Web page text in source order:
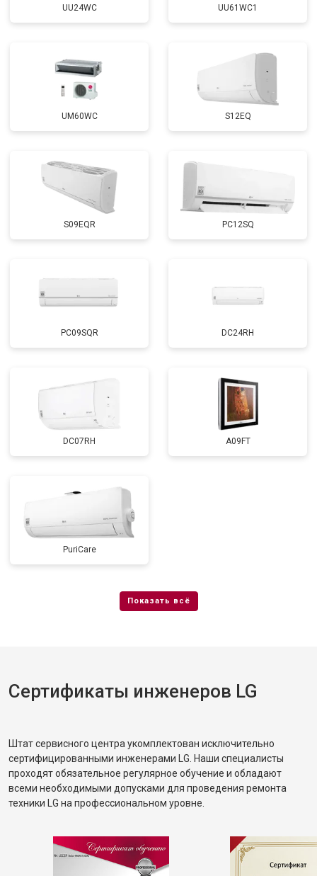
UU24WC UU61WC1
UM60WC S12EQ
S09EQR PC12SQ
PC09SQR DC24RH
DC07RH A09FT
PuriCare
Сертификаты инженеров LG
Штат сервисного центра укомплектован исключительно
сертифицированными инженерами LG. Наши специалисты
проходят обязательное регулярное обучение и обладают
всеми необходимыми допусками для проведения ремонта
техники LG на профессиональном уровне.